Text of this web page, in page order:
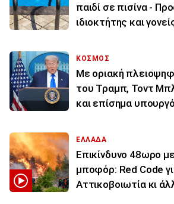
παιδί σε πισίνα -
ιδιοκτήτης και
ΚΟΣΜΟΣ
Με οριακή
του Τραμπ, Τοντ
και επίσημα
ΕΛΛΑΔΑ
Επικίνδυνο 48ωρο
μποφόρ: Red Code
Αττικοβοιωτία κι